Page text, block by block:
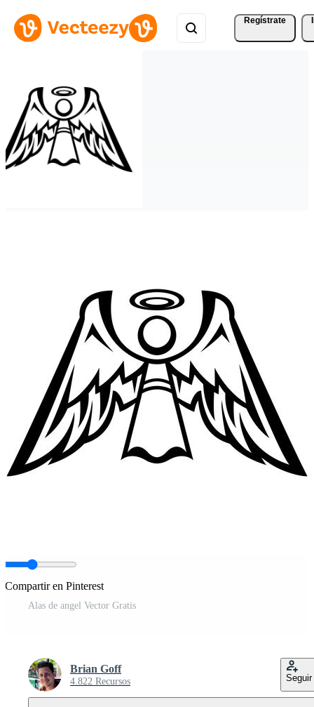
Regístrate
Compartir en Pinterest
Alas de angel Vector Gratis
Brian Goff
4.822 Recursos Seguir